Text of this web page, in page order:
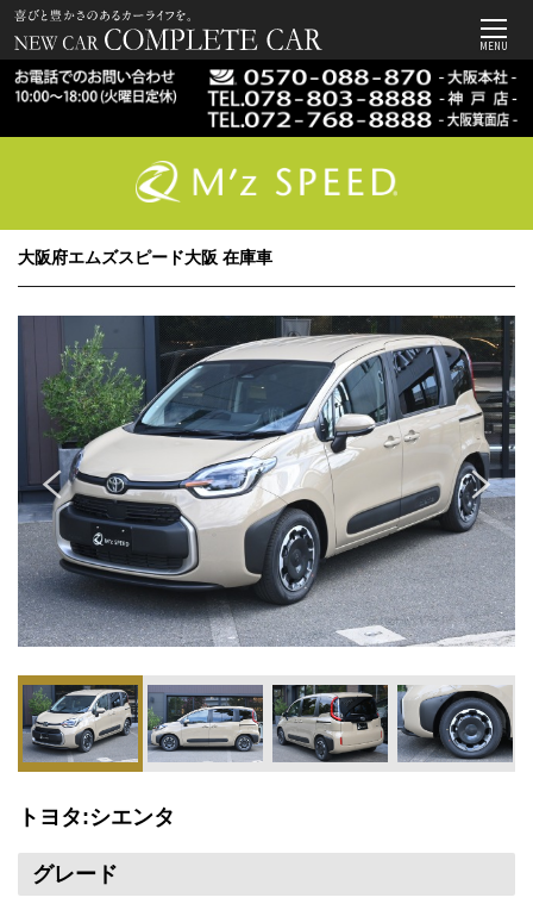
MENU
大阪府エムズスピード大阪 在庫車
トヨタ:シエンタ
グレード